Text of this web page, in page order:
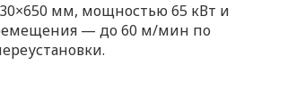
мм, мощностью 65 кВт и
— до 60 м/мин по